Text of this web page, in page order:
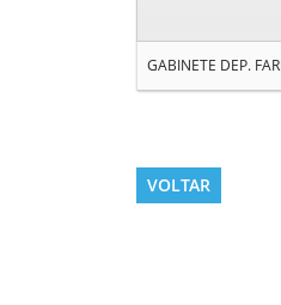
GABINETE DEP.
VOLTAR